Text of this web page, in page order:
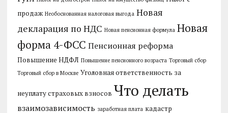
продаж Необоснованная налоговая выгода Новая
декларация по НДС Новая пенсионная формула Новая
форма 4-ФСС Пенсионная реформа
Повышение НДФЛ Повышение пенсионного возраста Торговый сбор
Торговый сбор в Москве Уголовная ответственность за
неуплату страховых взносов Что делать
взаимозависимость заработная плата кадастр